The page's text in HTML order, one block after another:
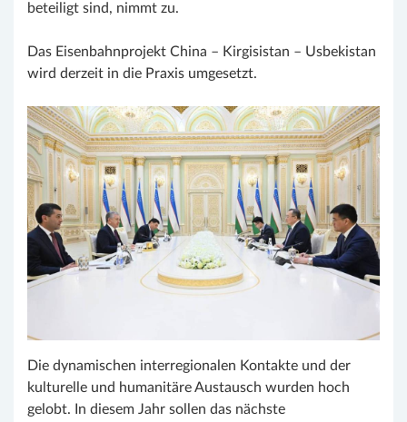
beteiligt sind, nimmt zu.
Das Eisenbahnprojekt China – Kirgisistan – Usbekistan
wird derzeit in die Praxis umgesetzt.
Die dynamischen interregionalen Kontakte und der
kulturelle und humanitäre Austausch wurden hoch
gelobt. In diesem Jahr sollen das nächste